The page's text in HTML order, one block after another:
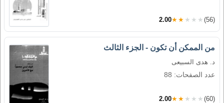
2.00★★★★★ (56)
من الممكن أن تكون - الجزء الثالث
د. هدى السبيعى
عدد الصفحات: 88
2.00★★★★★ (60)